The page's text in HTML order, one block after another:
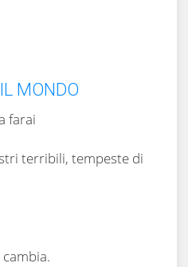
MONDO
farai
terribili, tempeste di